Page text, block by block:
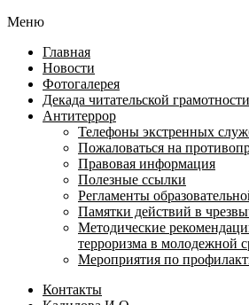
Меню
Главная
Новости
Фотогалерея
Декада читательской
Антитеррор
Телефоны экстренных
Пожаловаться на
Правовая информация
Полезные ссылки
Регламенты
Памятки действий в
Методические
терроризма в молодежной
Мероприятия по
Контакты